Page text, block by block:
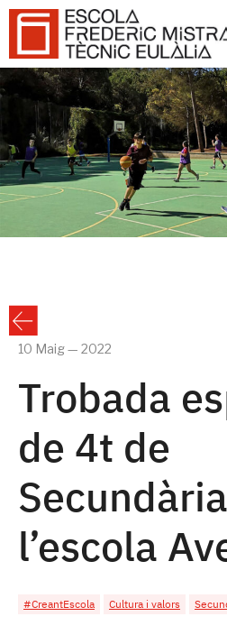
Skip
10 Maig — 2022
Trobada
de 4t de
l’escola
#CreantEscola Cultura i valors